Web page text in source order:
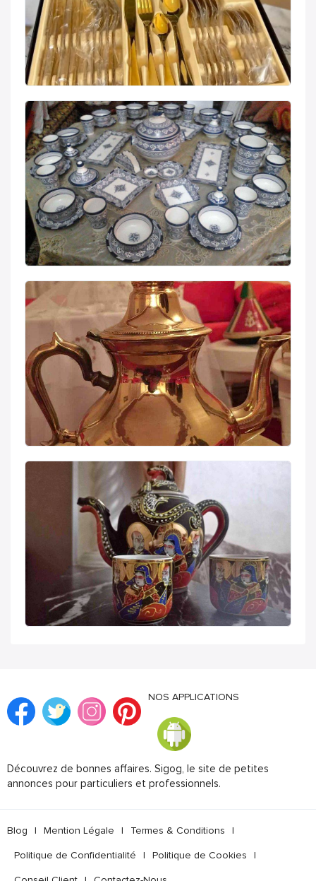
NOS APPLICATIONS
Découvrez de bonnes affaires. Sigog, le site de petites
annonces pour particuliers et professionnels.
Blog | Mention Légale | Termes & Conditions |
Politique de Confidentialité | Politique de Cookies |